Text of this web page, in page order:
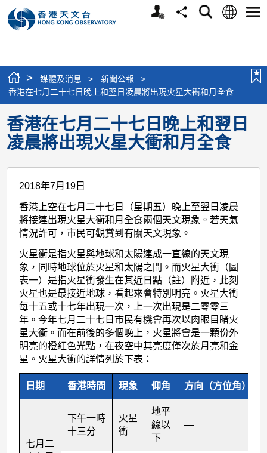
個
分
搜
語
選
> 媒體及消息 > 新聞公報
>
香港在七月二十七日晚上和翌日凌晨將出現火星大衝和月全食
香港在七月二十七日晚上和翌日
凌晨將出現火星大衝和月全食
2018年7月19日
香港上空在七月二十七日（星期五）晚上至翌日凌晨
將接連出現火星大衝和月全食兩個天文現象。若天氣
情況許可，市民可觀賞到有關天文現象。
火星衝是指火星與地球和太陽連成一直線的天文現
象，同時地球位於火星和太陽之間。而火星大衝（圖
表一）是指火星衝發生在其近日點（註）附近，此刻
火星也是最接近地球，看起來會特別明亮。火星大衝
每十五或十七年出現一次，上一次出現是二零零三
年。今年七月二十七日市民有機會再次以肉眼目睹火
星大衝。而在前後的多個晚上，火星將會是一顆份外
明亮的橙紅色光點，在夜空中其亮度僅次於月亮和金
星。火星大衝的詳情列於下表：
日期 香港時間 現象 仰角 方向（方位角）
七月二
下午一時
十三分
火星
衝
地平
線以
下
—